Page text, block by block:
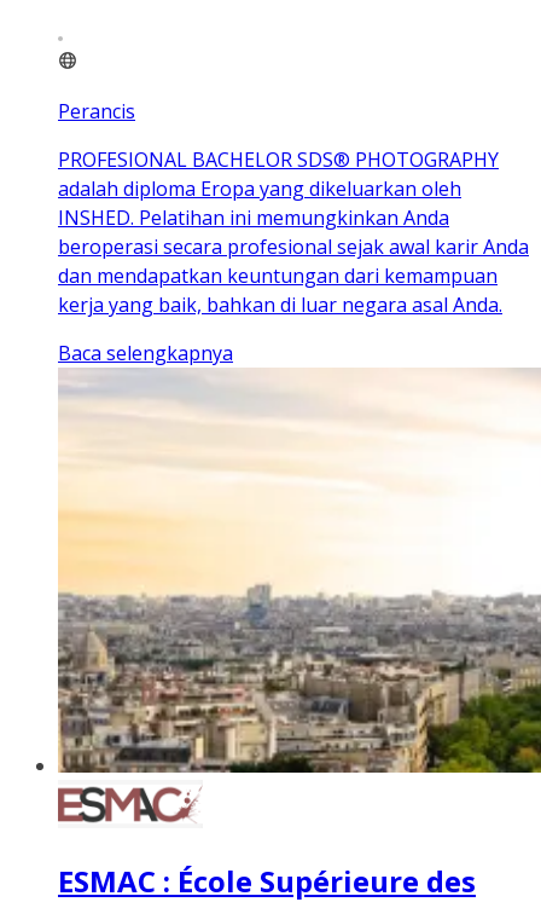
Perancis
PROFESIONAL BACHELOR SDS® PHOTOGRAPHY
adalah diploma Eropa yang dikeluarkan oleh
INSHED. Pelatihan ini memungkinkan Anda
beroperasi secara profesional sejak awal karir Anda
dan mendapatkan keuntungan dari kemampuan
kerja yang baik, bahkan di luar negara asal Anda.
Baca selengkapnya
ESMAC : École Supérieure des